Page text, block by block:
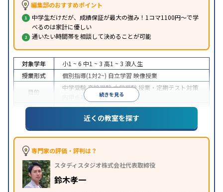
編集部のおすすめポイント
中学生だけだが、成績保証が最大の強み！1コマ1100円～で学
べるのは家計に優しい
通いたい時間帯を相談して決めることが可能
続きを見る
対象学年 小1 ~ 6 中1 ~ 3 高1 ~ 3 浪人生
授業形式
個別指導(1対2~) 自立学習 映像授業
目的
中学受験高校受験大学受験 授業・定期テスト対策
内申点対策
学習習慣の定着
中高一貫校生に対応成績保証制度あり授業の振替
1科目から受講可能 季節講習のみの受講可
※2023年3月調査。小学校高学年の個別指導塾アンケート調査方法を参
照
近くの教室を探す
専門家の評価・評判は？
スタディスタジオ株式会社代表取締役
鈴木孝一